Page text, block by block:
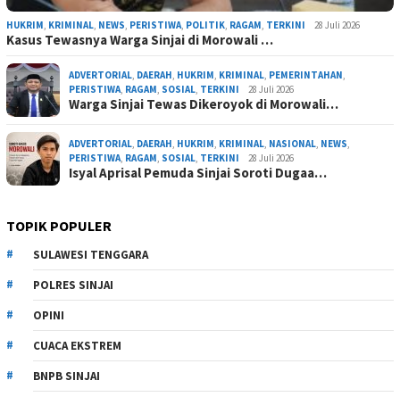
HUKRIM, KRIMINAL, NEWS, PERISTIWA, POLITIK, RAGAM, TERKINI 28 Juli 2026
Kasus Tewasnya Warga Sinjai di Morowali …
ADVERTORIAL, DAERAH, HUKRIM, KRIMINAL, PEMERINTAHAN,
PERISTIWA, RAGAM, SOSIAL, TERKINI 28 Juli 2026
Warga Sinjai Tewas Dikeroyok di Morowali…
ADVERTORIAL, DAERAH, HUKRIM, KRIMINAL, NASIONAL, NEWS,
PERISTIWA, RAGAM, SOSIAL, TERKINI 28 Juli 2026
Isyal Aprisal Pemuda Sinjai Soroti Dugaa…
TOPIK POPULER
SULAWESI TENGGARA
POLRES SINJAI
OPINI
CUACA EKSTREM
BNPB SINJAI